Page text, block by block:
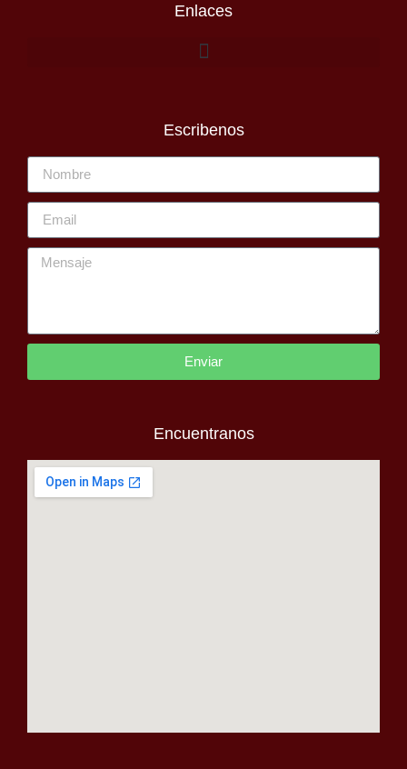
Enlaces
Escribenos
Enviar
Encuentranos